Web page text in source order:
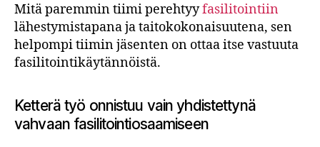
Mitä paremmin tiimi perehtyyfasilitointiin
lähestymistapana ja taitokokonaisuutena, sen
helpompi tiimin jäsenten on ottaa itse vastuuta
fasilitointikäytännöistä.
Ketterä työ onnistuu vain yhdistettynä
vahvaan fasilitointiosaamiseen